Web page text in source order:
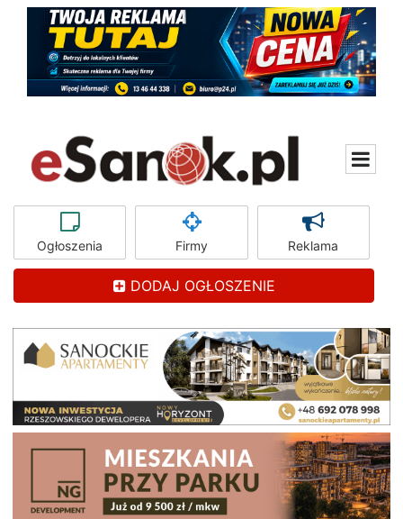
Ogłoszenia Firmy Reklama
DODAJ OGŁOSZENIE